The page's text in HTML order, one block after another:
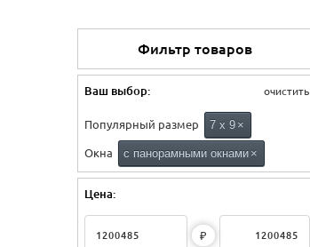
Фильтр товаров
Ваш выбор: очистить
Популярный размер 7 х 9 ×
Окна с панорамными окнами ×
Цена:
₽